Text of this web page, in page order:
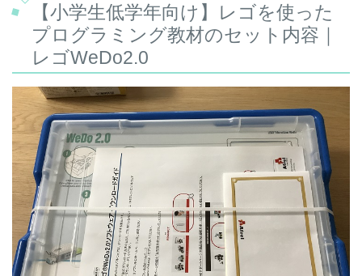
【小学生低学年向け】レゴを使った
プログラミング教材のセット内容｜
レゴWeDo2.0